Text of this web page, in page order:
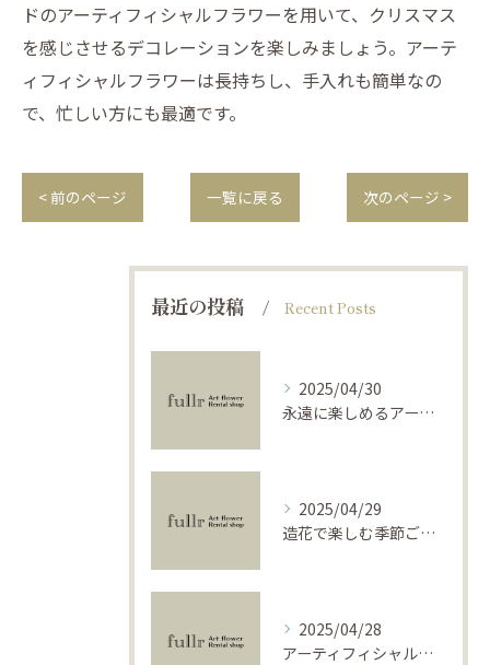
ドのアーティフィシャルフラワーを用いて、クリスマス
を感じさせるデコレーションを楽しみましょう。アーテ
ィフィシャルフラワーは長持ちし、手入れも簡単なの
で、忙しい方にも最適です。
< 前のページ 一覧に戻る 次のページ >
最近の投稿 Recent Posts
2025/04/30
永遠に楽しめるアーティフィシャルフラワーの使い方
2025/04/29
造花で楽しむ季節ごとのインテリア
2025/04/28
アーティフィシャルフラワーで学ぶ基礎と活用法